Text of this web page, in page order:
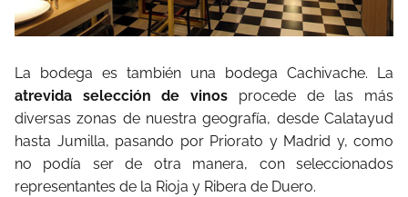
La bodega es también una bodega Cachivache. La
atrevida selección de vinos procede de las más
diversas zonas de nuestra geografía, desde Calatayud
hasta Jumilla, pasando por Priorato y Madrid y, como
no podía ser de otra manera, con seleccionados
representantes de la Rioja y Ribera de Duero.